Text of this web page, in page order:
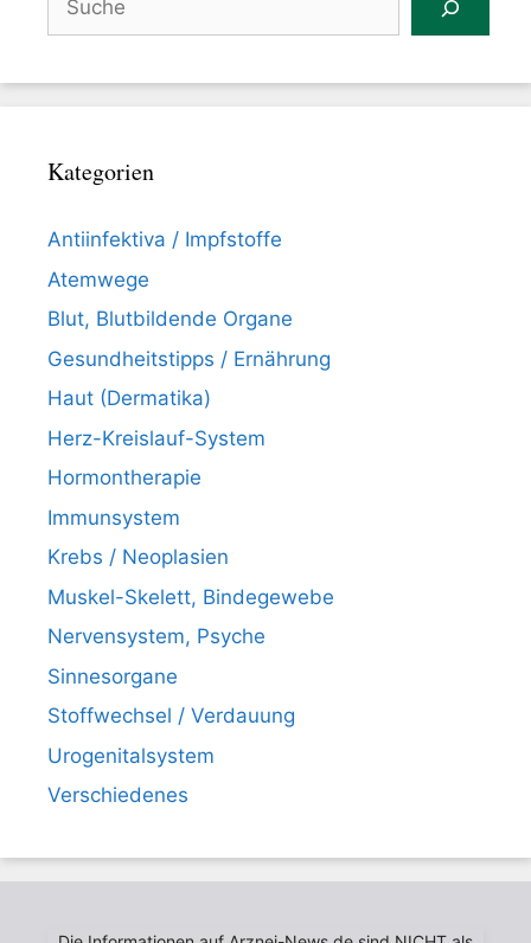
Kategorien
Antiinfektiva / Impfstoffe
Atemwege
Blut, Blutbildende Organe
Gesundheitstipps / Ernährung
Haut (Dermatika)
Herz-Kreislauf-System
Hormontherapie
Immunsystem
Krebs / Neoplasien
Muskel-Skelett, Bindegewebe
Nervensystem, Psyche
Sinnesorgane
Stoffwechsel / Verdauung
Urogenitalsystem
Verschiedenes